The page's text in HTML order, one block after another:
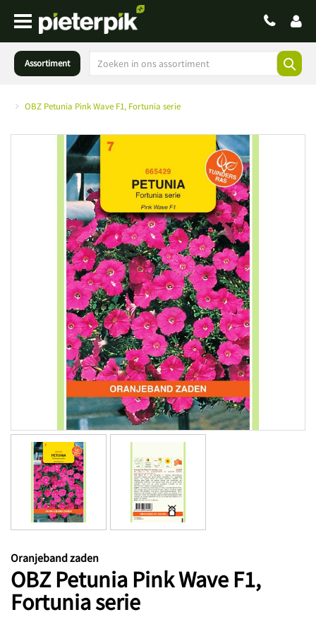
Assortiment
OBZ Petunia Pink Wave F1, Fortunia serie
Oranjeband zaden
OBZ Petunia Pink Wave F1,
Fortunia serie